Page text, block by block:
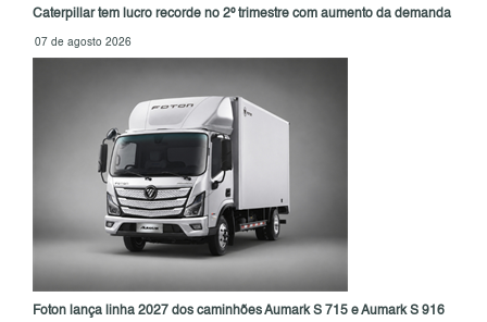
Caterpillar tem lucro recorde no 2º trimestre com aumento da demanda
07 de agosto 2026
Foton lança linha 2027 dos caminhões Aumark S 715 e Aumark S 916